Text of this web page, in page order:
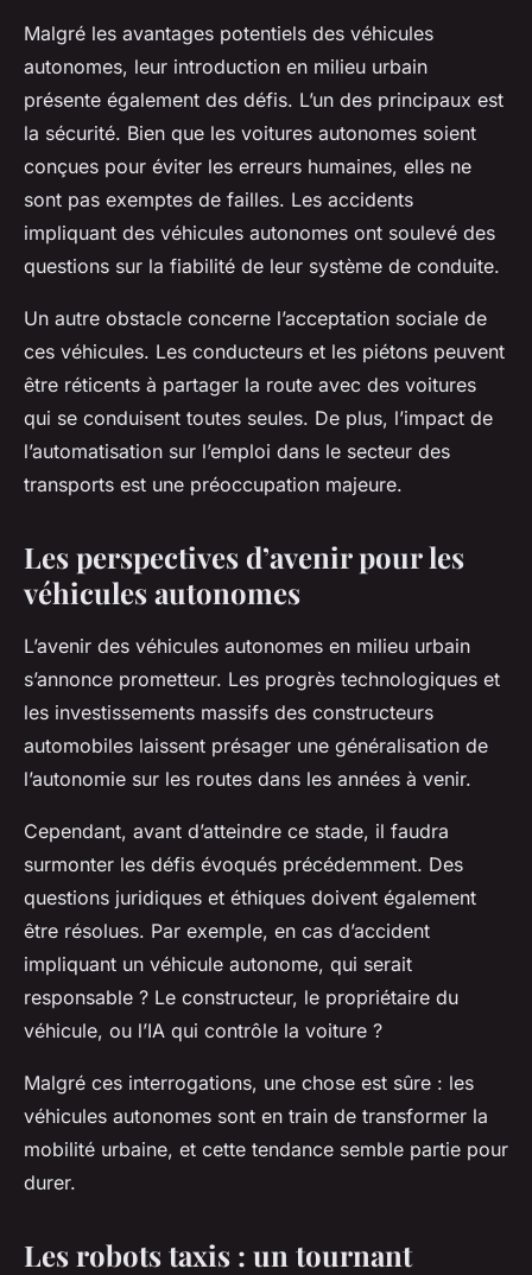
Malgré les avantages potentiels des véhicules
autonomes, leur introduction en milieu urbain
présente également des défis. L’un des principaux est
la sécurité. Bien que les voitures autonomes soient
conçues pour éviter les erreurs humaines, elles ne
sont pas exemptes de failles. Les accidents
impliquant des véhicules autonomes ont soulevé des
questions sur la fiabilité de leur système de conduite.
Un autre obstacle concerne l’acceptation sociale de
ces véhicules. Les conducteurs et les piétons peuvent
être réticents à partager la route avec des voitures
qui se conduisent toutes seules. De plus, l’impact de
l’automatisation sur l’emploi dans le secteur des
transports est une préoccupation majeure.
Les perspectives d’avenir pour les
véhicules autonomes
L’avenir des véhicules autonomes en milieu urbain
s’annonce prometteur. Les progrès technologiques et
les investissements massifs des constructeurs
automobiles laissent présager une généralisation de
l’autonomie sur les routes dans les années à venir.
Cependant, avant d’atteindre ce stade, il faudra
surmonter les défis évoqués précédemment. Des
questions juridiques et éthiques doivent également
être résolues. Par exemple, en cas d’accident
impliquant un véhicule autonome, qui serait
responsable ? Le constructeur, le propriétaire du
véhicule, ou l’IA qui contrôle la voiture ?
Malgré ces interrogations, une chose est sûre : les
véhicules autonomes sont en train de transformer la
mobilité urbaine, et cette tendance semble partie pour
durer.
Les robots taxis : un tournant